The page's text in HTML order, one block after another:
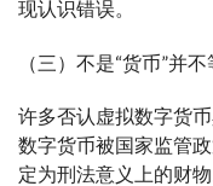
现认识错误。
（三）不是“货币”并
许多否认虚拟数字货
数字货币被国家监管
定为刑法意义上的财